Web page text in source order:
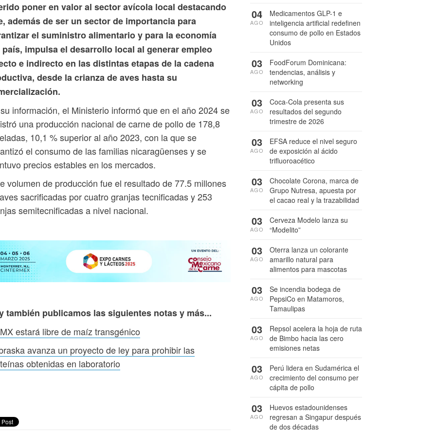
poner en valor al sector avícola local destacando
además de ser un sector de importancia para
el suministro alimentario y para la economía
país, impulsa el desarrollo local al generar empleo
e indirecto en las distintas etapas de la cadena
desde la crianza de aves hasta su
información, el Ministerio informó que en el año 2024 se
una producción nacional de carne de pollo de 178,8
10,1 % superior al año 2023, con la que se
el consumo de las familias nicaragüenses y se
precios estables en los mercados.
volumen de producción fue el resultado de 77.5 millones
sacrificadas por cuatro granjas tecnificadas y 253
semitecnificadas a nivel nacional.
también publicamos las siguientes notas y más...
estará libre de maíz transgénico
avanza un proyecto de ley para prohibir las
obtenidas en laboratorio
Medicamentos GLP-1 e
inteligencia artificial redefinen
consumo de pollo en Estados
Unidos
04
AGO
FoodForum Dominicana:
tendencias, análisis y
networking
03
AGO
Coca-Cola presenta sus
resultados del segundo
trimestre de 2026
03
AGO
EFSA reduce el nivel seguro
de exposición al ácido
trifluoroacético
03
AGO
Chocolate Corona, marca de
Grupo Nutresa, apuesta por
el cacao real y la trazabilidad
03
AGO
Cerveza Modelo lanza su
“Modelito”
03
AGO
Oterra lanza un colorante
amarillo natural para
alimentos para mascotas
03
AGO
Se incendia bodega de
PepsiCo en Matamoros,
Tamaulipas
03
AGO
Repsol acelera la hoja de ruta
de Bimbo hacia las cero
emisiones netas
03
AGO
Perú lidera en Sudamérica el
crecimiento del consumo per
cápita de pollo
03
AGO
Huevos estadounidenses
regresan a Singapur después
de dos décadas
03
AGO